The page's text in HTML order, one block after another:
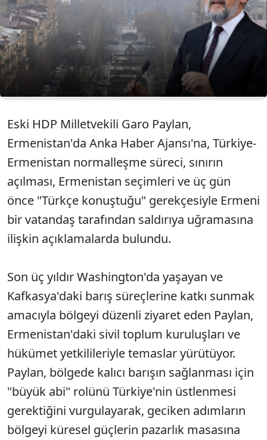
göstermiyorum. Çünkü sınırın her iki tarafında da
ciddi ön yargılar var. Yüz yıllık kopukluğun üç günde
bitmesini bekleyemeyiz" dedi. Paylan, "bu tür
milliyetçi tepkilerin ve travmaların önüne
geçilmesinin tek yolunun, Türkiye-Ermenistan
normalleşme sürecini hızlandırmaktan geçtiğini"
belirtti.
Eski HDP Milletvekili Garo Paylan,
Ermenistan'da Anka Haber Ajansı'na, Türkiye-
Ermenistan normalleşme süreci, sınırın
açılması, Ermenistan seçimleri ve üç gün
önce "Türkçe konuştuğu" gerekçesiyle Ermeni
bir vatandaş tarafından saldırıya uğramasına
ilişkin açıklamalarda bulundu.
Son üç yıldır Washington'da yaşayan ve
Kafkasya'daki barış süreçlerine katkı sunmak
amacıyla bölgeyi düzenli ziyaret eden Paylan,
Ermenistan'daki sivil toplum kuruluşları ve
hükümet yetkilileriyle temaslar yürütüyor.
Paylan, bölgede kalıcı barışın sağlanması için
"büyük abi" rolünü Türkiye'nin üstlenmesi
gerektiğini vurgulayarak, geciken adımların
bölgeyi küresel güçlerin pazarlık masasına